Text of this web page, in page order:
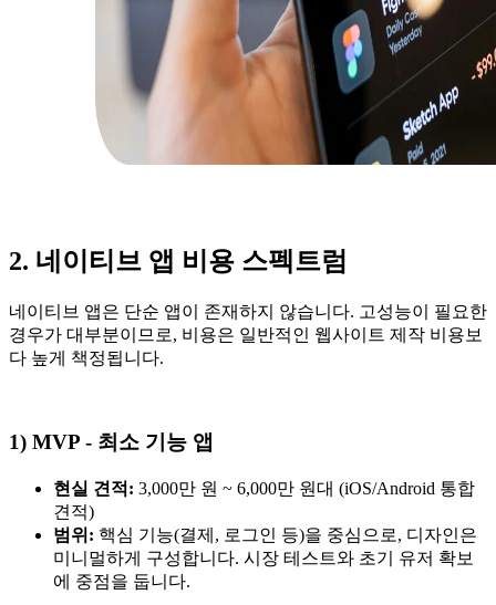
2. 네이티브 앱 비용 스펙트럼
네이티브 앱은 단순 앱이 존재하지 않습니다. 고성능이 필요한
경우가 대부분이므로, 비용은 일반적인 웹사이트 제작 비용보
다 높게 책정됩니다.
1) MVP - 최소 기능 앱
현실 견적: 3,000만 원 ~ 6,000만 원대 (iOS/Android 통합
견적)
범위: 핵심 기능(결제, 로그인 등)을 중심으로, 디자인은
미니멀하게 구성합니다. 시장 테스트와 초기 유저 확보
에 중점을 둡니다.